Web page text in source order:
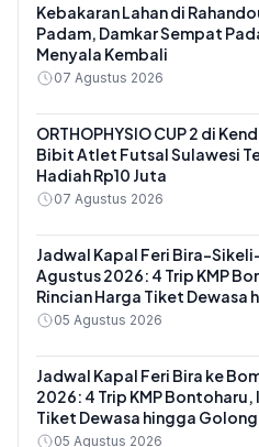
Kebakaran Lahan di
Padam, Damkar Sempat
Menyala Kembali
07 Agustus 2026
ORTHOPHYSIO CUP 2 di
Bibit Atlet Futsal Sulawesi
Hadiah Rp10 Juta
07 Agustus 2026
Jadwal Kapal Feri Bira-
Agustus 2026: 4 Trip KMP
Rincian Harga Tiket Dewasa
Kendaraan Golongan IX
05 Agustus 2026
Jadwal Kapal Feri Bira ke
2026: 4 Trip KMP Bontoharu,
Tiket Dewasa hingga
05 Agustus 2026